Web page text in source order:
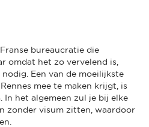
bureaucratie die
omdat het zo vervelend is,
Een van de moeilijkste
mee te maken krijgt, is
In het algemeen zul je bij elke
zonder visum zitten, waardoor